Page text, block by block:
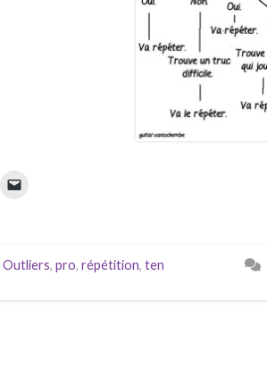
Outliers, pro, répétition, ten